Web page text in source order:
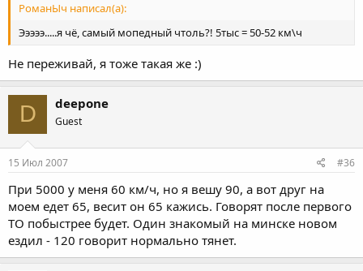
РоманЫч написал(а):
Эээээ.....я чё, самый мопедный чтоль?! 5тыс = 50-52 км\ч
Не переживай, я тоже такая же :)
D deepone
Guest
15 Июл 2007 #36
При 5000 у меня 60 км/ч, но я вешу 90, а вот друг на
моем едет 65, весит он 65 кажись. Говорят после первого
ТО побыстрее будет. Один знакомый на минске новом
ездил - 120 говорит нормально тянет.